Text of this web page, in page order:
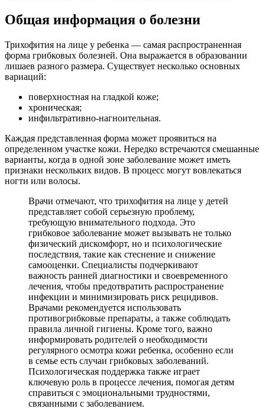
Общая информация о болезни
Трихофития на лице у ребенка — самая распространенная
форма грибковых болезней. Она выражается в образовании
лишаев разного размера. Существует несколько основных
вариаций:
поверхностная на гладкой коже;
хроническая;
инфильтративно-нагноительная.
Каждая представленная форма может проявиться на
определенном участке кожи. Нередко встречаются смешанные
варианты, когда в одной зоне заболевание может иметь
признаки нескольких видов. В процесс могут вовлекаться
ногти или волосы.
Врачи отмечают, что трихофития на лице у детей
представляет собой серьезную проблему,
требующую внимательного подхода. Это
грибковое заболевание может вызывать не только
физический дискомфорт, но и психологические
последствия, такие как стеснение и снижение
самооценки. Специалисты подчеркивают
важность ранней диагностики и своевременного
лечения, чтобы предотвратить распространение
инфекции и минимизировать риск рецидивов.
Врачами рекомендуется использовать
противогрибковые препараты, а также соблюдать
правила личной гигиены. Кроме того, важно
информировать родителей о необходимости
регулярного осмотра кожи ребенка, особенно если
в семье есть случаи грибковых заболеваний.
Психологическая поддержка также играет
ключевую роль в процессе лечения, помогая детям
справиться с эмоциональными трудностями,
связанными с заболеванием.